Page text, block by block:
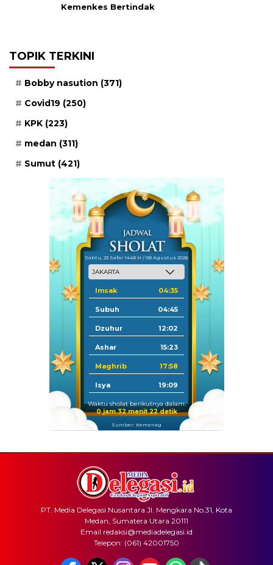
Kemenkes Bertindak
TOPIK TERKINI
Bobby nasution (371)
Covid19 (250)
KPK (223)
medan (311)
Sumut (421)
Sabtu, 23 Safar 1448 H / 08 Agustus 2026
Imsak 04:35
Subuh 04:45
Dzuhur 12:02
Ashar 15:23
Maghrib 17:58
Isya 19:09
Waktu sholat berikutnya dalam:
0 jam 32 menit 22 detik
Sumber: Kemenag
PT. Media Delegasi Nusantara Jl. Mengkara No.31, Kota
Medan, Sumatera Utara 20111
Email redaksi@mediadelegasi.id
Telepon: (061) 42001750